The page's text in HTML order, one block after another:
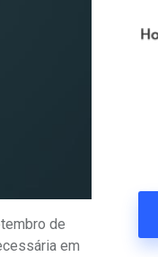
de
em